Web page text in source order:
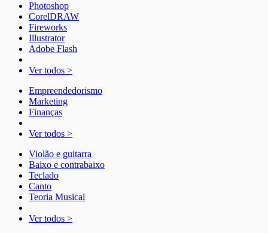
Photoshop
CorelDRAW
Fireworks
Illustrator
Adobe Flash
Ver todos >
Empreendedorismo
Marketing
Finanças
Ver todos >
Violão e guitarra
Baixo e contrabaixo
Teclado
Canto
Teoria Musical
Ver todos >